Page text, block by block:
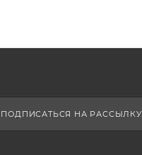
ПОДПИСАТЬСЯ НА РАССЫЛКУ